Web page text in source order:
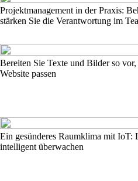
Projektmanagement in der Praxis:
stärken Sie die Verantwortung im
Bereiten Sie Texte und Bilder so
Website passen
Ein gesünderes Raumklima mit
intelligent überwachen